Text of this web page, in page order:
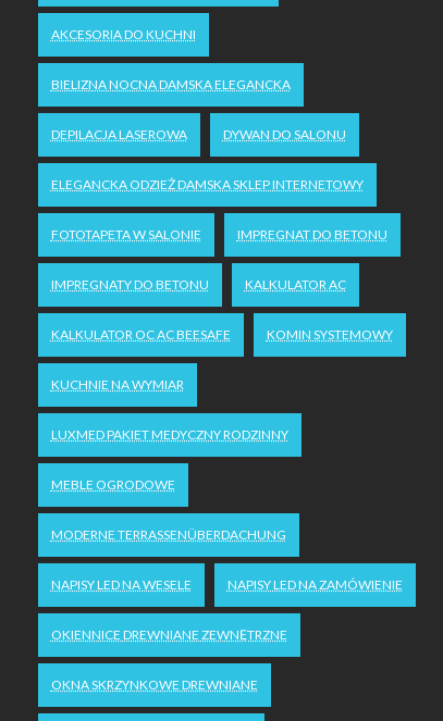
AKCESORIA DO KUCHNI
BIELIZNA NOCNA DAMSKA ELEGANCKA
DEPILACJA LASEROWA DYWAN DO SALONU
ELEGANCKA ODZIEŻ DAMSKA SKLEP INTERNETOWY
FOTOTAPETA W SALONIE IMPREGNAT DO BETONU
IMPREGNATY DO BETONU KALKULATOR AC
KALKULATOR OC AC BEESAFE KOMIN SYSTEMOWY
KUCHNIE NA WYMIAR
LUXMED PAKIET MEDYCZNY RODZINNY
MEBLE OGRODOWE
MODERNE TERRASSENÜBERDACHUNG
NAPISY LED NA WESELE NAPISY LED NA ZAMÓWIENIE
OKIENNICE DREWNIANE ZEWNĘTRZNE
OKNA SKRZYNKOWE DREWNIANE